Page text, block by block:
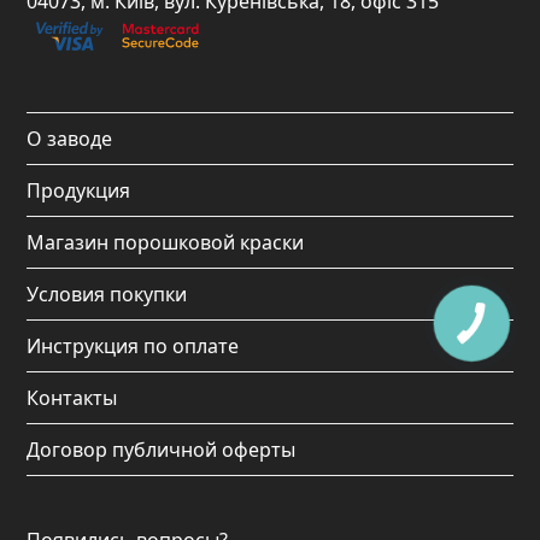
b
o
k
a
r
a
m
u
e
o
О заводе
Продукция
Магазин порошковой краски
Условия покупки
Инструкция по оплате
Контакты
Договор публичной оферты